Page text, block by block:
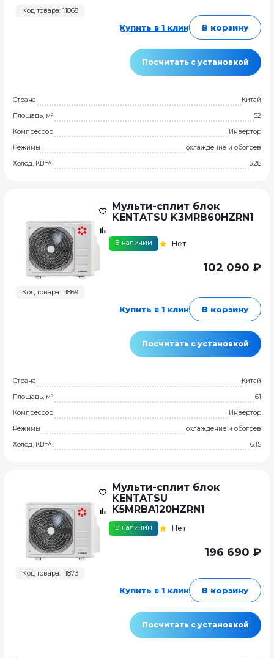
Код товара: 11868
Купить в 1 клик В корзину
Посчитать с установкой
Страна
Китай
Площадь, м²
52
Компрессор
Инвертор
Режимы
охлаждение и обогрев
Холод, КВт/ч
5.28
Код товара: 11869
Мульти-сплит блок
KENTATSU K3MRB60HZRN1
В наличии Нет
102 090 ₽
Купить в 1 клик В корзину
Посчитать с установкой
Страна
Китай
Площадь, м²
61
Компрессор
Инвертор
Режимы
охлаждение и обогрев
Холод, КВт/ч
6.15
Код товара: 11873
Мульти-сплит блок
KENTATSU
K5MRBA120HZRN1
В наличии Нет
196 690 ₽
Купить в 1 клик В корзину
Посчитать с установкой